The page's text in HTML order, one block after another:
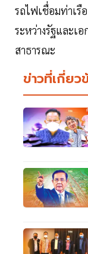
รถไฟเชื่อมท่าเรื
ระหว่างรัฐและเ
สาธารณะ
ข่าวที่เกี่ยว